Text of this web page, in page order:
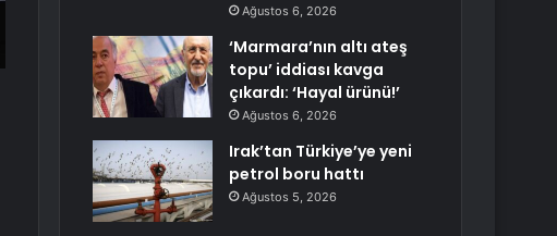
Ağustos 6, 2026
‘Marmara’nın altı ateş
topu’ iddiası kavga
çıkardı: ‘Hayal ürünü!’
Ağustos 6, 2026
Irak’tan Türkiye’ye yeni
petrol boru hattı
Ağustos 5, 2026